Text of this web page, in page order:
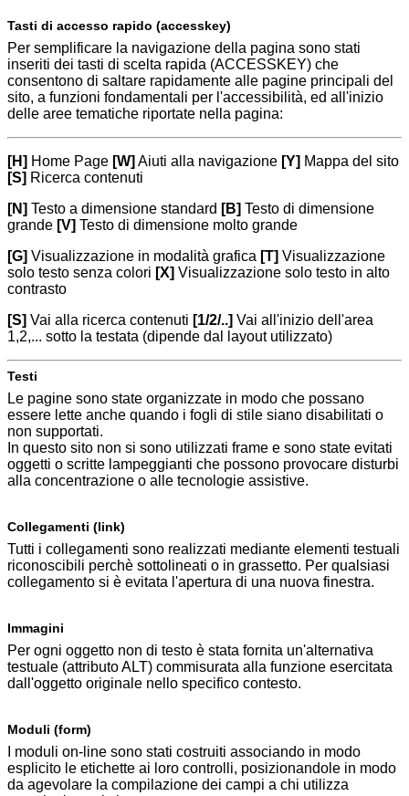
Tasti di accesso rapido (accesskey)
Per semplificare la navigazione della pagina sono stati
inseriti dei tasti di scelta rapida (ACCESSKEY) che
consentono di saltare rapidamente alle pagine principali del
sito, a funzioni fondamentali per l'accessibilità, ed all'inizio
delle aree tematiche riportate nella pagina:
[H] Home Page [W] Aiuti alla navigazione [Y] Mappa del sito
[S] Ricerca contenuti
[N] Testo a dimensione standard [B] Testo di dimensione
grande [V] Testo di dimensione molto grande
[G] Visualizzazione in modalità grafica [T] Visualizzazione
solo testo senza colori [X] Visualizzazione solo testo in alto
contrasto
[S] Vai alla ricerca contenuti [1/2/..] Vai all'inizio dell'area
1,2,... sotto la testata (dipende dal layout utilizzato)
Testi
Le pagine sono state organizzate in modo che possano
essere lette anche quando i fogli di stile siano disabilitati o
non supportati.
In questo sito non si sono utilizzati frame e sono state evitati
oggetti o scritte lampeggianti che possono provocare disturbi
alla concentrazione o alle tecnologie assistive.
Collegamenti (link)
Tutti i collegamenti sono realizzati mediante elementi testuali
riconoscibili perchè sottolineati o in grassetto. Per qualsiasi
collegamento si è evitata l'apertura di una nuova finestra.
Immagini
Per ogni oggetto non di testo è stata fornita un'alternativa
testuale (attributo ALT) commisurata alla funzione esercitata
dall'oggetto originale nello specifico contesto.
Moduli (form)
I moduli on-line sono stati costruiti associando in modo
esplicito le etichette ai loro controlli, posizionandole in modo
da agevolare la compilazione dei campi a chi utilizza